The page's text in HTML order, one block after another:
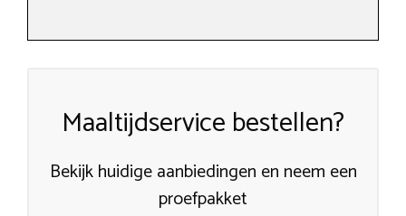
Maaltijdservice bestellen?
Bekijk huidige aanbiedingen en neem een
proefpakket